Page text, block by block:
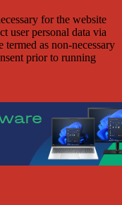
for the website
user personal data via
termed as non-necessary
prior to running